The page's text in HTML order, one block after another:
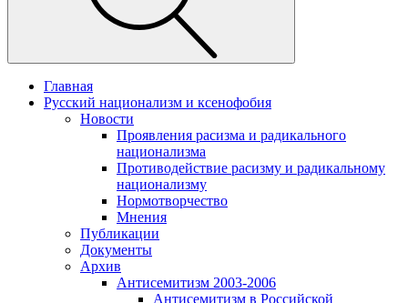
Главная
Русский национализм и ксенофобия
Новости
Проявления расизма и радикального
национализма
Противодействие расизму и радикальному
национализму
Нормотворчество
Мнения
Публикации
Документы
Архив
Антисемитизм 2003-2006
Антисемитизм в Российской